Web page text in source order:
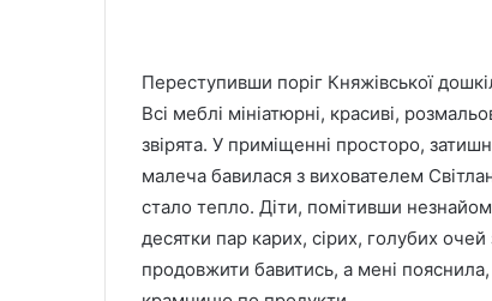
Переступивши поріг Княжівської
Всі меблі мініатюрні, красиві,
звірята. У приміщенні просторо,
малеча бавилася з вихователем
стало тепло. Діти, помітивши
десятки пар карих, сірих, голубих
продовжити бавитись, а мені